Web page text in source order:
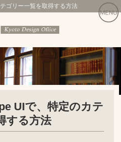
ゴリー一覧を取得する方法
UIで、特定のカテ
する方法